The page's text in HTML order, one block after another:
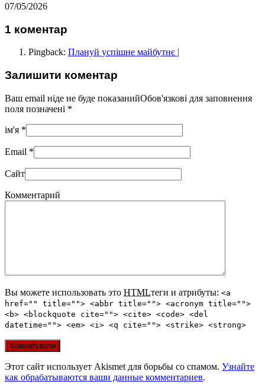
07/05/2026
1 коментар
Pingback: Плануй успішне майбутнє |
Залишити коментар
Ваш email ніде не буде показанийОбов'язкові для заповнення
поля позначені *
ім'я *
Email *
Сайт
Комментарий
Вы можете использовать это HTMLтеги и атрибуты: <a
href="" title=""> <abbr title=""> <acronym title="">
<b> <blockquote cite=""> <cite> <code> <del
datetime=""> <em> <i> <q cite=""> <strike> <strong>
Этот сайт использует Akismet для борьбы со спамом. Узнайте
как обрабатываются ваши данные комментариев.